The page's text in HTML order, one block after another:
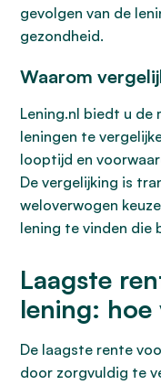
gevolgen van de
gezondheid.
Waarom
Lening.nl biedt u de
leningen te
looptijd en
De vergelijking is
weloverwogen
lening te vinden die
Laagste
lening: hoe
De laagste rente
door zorgvuldig te